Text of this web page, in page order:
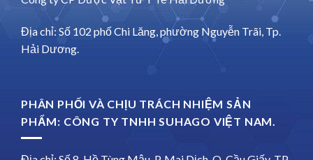
Địa chỉ: Số 102 phố Chi Lăng, phường Nguyễn Trãi, Tp.
Hải Dương.
PHÂN PHỐI VÀ CHỊU TRÁCH NHIỆM SẢN
PHẨM: CÔNG TY TNHH SUHAGO VIỆT NAM.